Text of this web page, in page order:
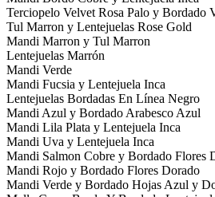
Terciopelo Velvet Rosa Palo y Bordado
Tul Marron y Lentejuelas Rose Gold
Mandi Marron y Tul Marron
Lentejuelas Marrón
Mandi Verde
Mandi Fucsia y Lentejuela Inca
Lentejuelas Bordadas En Línea Negro
Mandi Azul y Bordado Arabesco Azul
Mandi Lila Plata y Lentejuela Inca
Mandi Uva y Lentejuela Inca
Mandi Salmon Cobre y Bordado Flores
Mandi Rojo y Bordado Flores Dorado
Mandi Verde y Bordado Hojas Azul y